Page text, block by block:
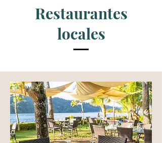
Restaurantes
locales